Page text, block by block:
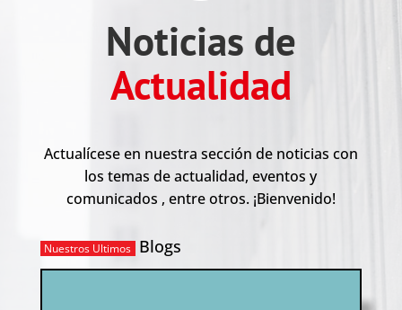
Noticias de
Actualidad
Actualícese en nuestra sección de noticias con
los temas de actualidad, eventos y
comunicados , entre otros. ¡Bienvenido!
Nuestros Ultimos Blogs